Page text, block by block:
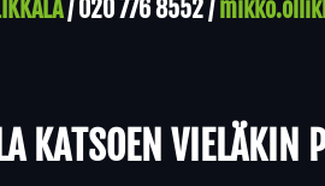
/020 776 8552/
KATSOEN VIELÄKIN